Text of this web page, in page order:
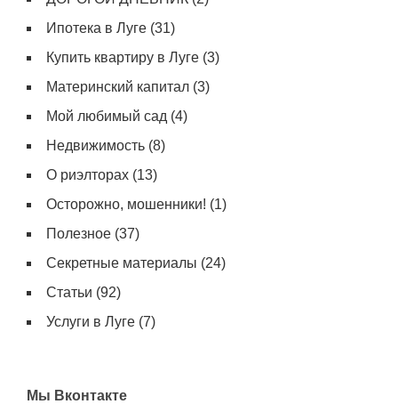
Ипотека в Луге (31)
Купить квартиру в Луге (3)
Материнский капитал (3)
Мой любимый сад (4)
Недвижимость (8)
О риэлторах (13)
Осторожно, мошенники! (1)
Полезное (37)
Секретные материалы (24)
Статьи (92)
Услуги в Луге (7)
Мы Вконтакте